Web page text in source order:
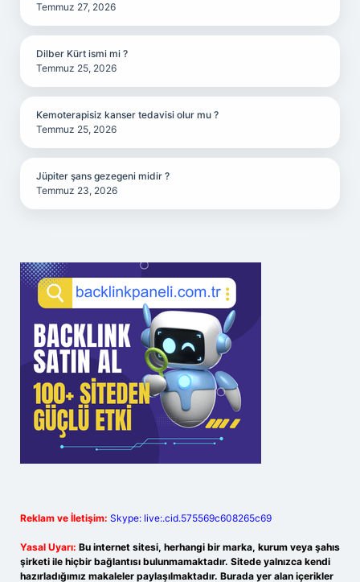
Temmuz 27, 2026
Dilber Kürt ismi mi ?
Temmuz 25, 2026
Kemoterapisiz kanser tedavisi olur mu ?
Temmuz 25, 2026
Jüpiter şans gezegeni midir ?
Temmuz 23, 2026
Reklam ve İletişim: Skype: live:.cid.575569c608265c69
Yasal Uyarı: Bu internet sitesi, herhangi bir marka, kurum veya şahıs
şirketi ile hiçbir bağlantısı bulunmamaktadır. Sitede yalnızca kendi
hazırladığımız makaleler paylaşılmaktadır. Burada yer alan içerikler